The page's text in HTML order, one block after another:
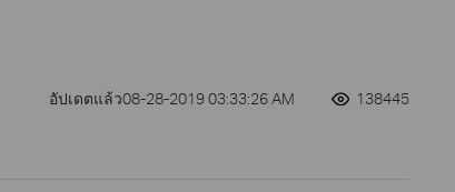
อัปเดตแล้ว08-28-2019 03:33:26 AM 138445